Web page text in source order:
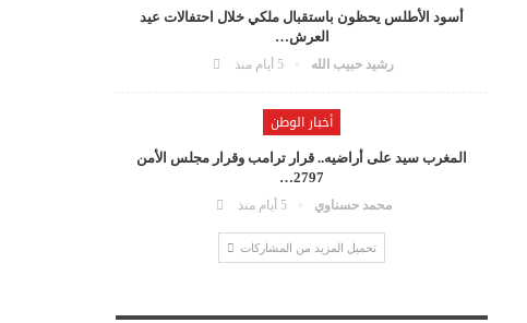
أسود الأطلس يحظون باستقبال ملكي خلال احتفالات عيد
العرش…
رشيد حبيب الله 5 أيام منذ
أخبار الوطن
المغرب سيد على أراضيه.. قرار ترامب وقرار مجلس الأمن
2797…
محمد حسناوي 5 أيام منذ
تحميل المزيد من المشاركات